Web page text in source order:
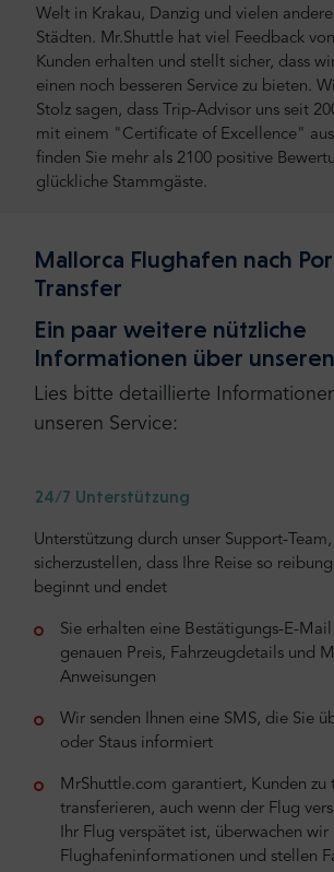
Welt in Krakau, Danzig und vielen
Städten. Mr.Shuttle hat viel Feedback
Kunden erhalten und stellt sicher, dass
einen noch besseren Service zu bieten.
Stolz sagen, dass Trip-Advisor uns seit
mit einem "Certificate of Excellence"
finden Sie mehr als 2100 positive
glückliche Stammgäste.
Mallorca Flughafen nach
Transfer
Ein paar weitere nützliche
Informationen über
Lies bitte detaillierte
unseren Service:
24/7 Unterstützung
Unterstützung durch unser Support-
sicherzustellen, dass Ihre Reise so
beginnt und endet
Sie erhalten eine Bestätigungs-E-
genauen Preis, Fahrzeugdetails und
Anweisungen
Wir senden Ihnen eine SMS, die Sie
oder Staus informiert
MrShuttle.com garantiert, Kunden zu
transferieren, auch wenn der Flug
Ihr Flug verspätet ist, überwachen wir
Flughafeninformationen und stellen